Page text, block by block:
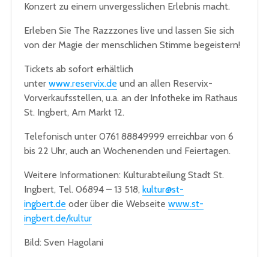
Konzert zu einem unvergesslichen Erlebnis macht.
Erleben Sie The Razzzones live und lassen Sie sich
von der Magie der menschlichen Stimme begeistern!
Tickets ab sofort erhältlich
unter www.reservix.de und an allen Reservix-
Vorverkaufsstellen, u.a. an der Infotheke im Rathaus
St. Ingbert, Am Markt 12.
Telefonisch unter 0761 88849999 erreichbar von 6
bis 22 Uhr, auch an Wochenenden und Feiertagen.
Weitere Informationen: Kulturabteilung Stadt St.
Ingbert, Tel. 06894 – 13 518, kultur@st-
ingbert.de oder über die Webseite www.st-
ingbert.de/kultur
Bild: Sven Hagolani